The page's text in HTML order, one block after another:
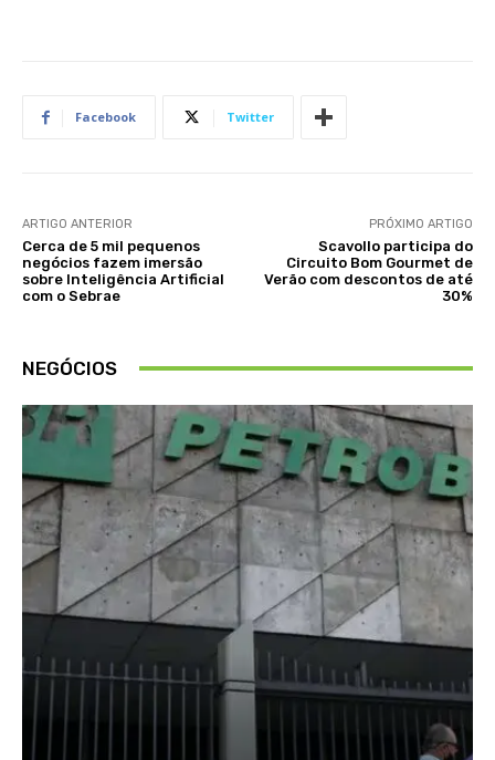
Facebook Twitter
ARTIGO ANTERIOR
Cerca de 5 mil pequenos
negócios fazem imersão
sobre Inteligência Artificial
com o Sebrae
PRÓXIMO ARTIGO
Scavollo participa do
Circuito Bom Gourmet de
Verão com descontos de até
30%
NEGÓCIOS